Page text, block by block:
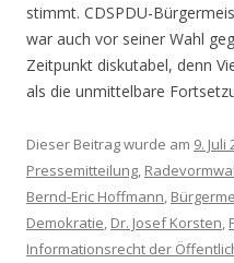
stimmt. CDSPDU-
war auch vor seiner Wahl
Zeitpunkt diskutabel, denn
als die unmittelbare
Dieser Beitrag wurde am 9. Juli
Pressemitteilung
Bernd-Eric Hoffmann
Demokratie Dr. Josef Korsten
Informationsrecht der